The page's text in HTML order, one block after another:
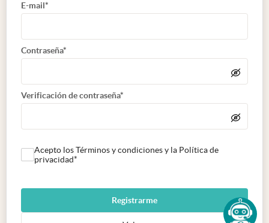
E-mail*
Contraseña*
Verificación de contraseña*
Acepto los Términos y condiciones y la Política de
privacidad*
Registrarme